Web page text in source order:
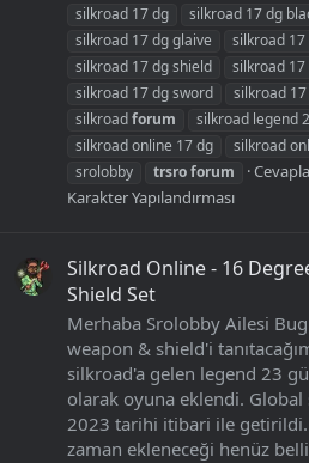
silkroad 17 dg
silkroad 17 dg
silkroad 17 dg glaive
silkroad
silkroad 17 dg shield
silkroad
silkroad 17 dg sword
silkroad
silkroadforum silkroad legend
silkroad online 17 dg
silkroad
srolobby
trsroforum
Karakter Yapılandırması
Silkroad Online - 16
Shield Set
Merhaba Srolobby Ailesi
weapon & shield'i
silkroad'a gelen legend 23
olarak oyuna eklendi.
2023 tarihi itibari ile
zaman ekleneceği henüz